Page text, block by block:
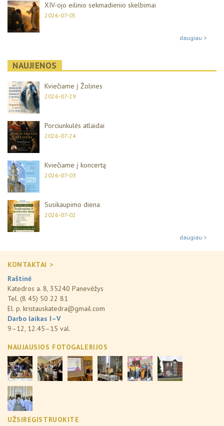
XIV-ojo eilinio sekmadienio skelbimai
2026-07-05
daugiau >
NAUJIENOS
Kviečiame į Žolines
2026-07-29
Porciunkulės atlaidai
2026-07-24
Kviečiame į koncertą
2026-07-03
Susikaupimo diena
2026-07-02
daugiau >
KONTAKTAI >
Raštinė
Katedros a. 8, 35240 Panevėžys
Tel. (8 45) 50 22 81
El. p. kristauskatedra@gmail.com
Darbo laikas I–V
9–12, 12.45–15 val.
NAUJAUSIOS FOTOGALERIJOS
UŽSIREGISTRUOKITE